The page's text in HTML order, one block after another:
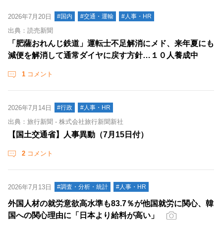
2026年7月20日 #国内 #交通・運輸 #人事・HR
出典：読売新聞
「肥薩おれんじ鉄道」運転士不足解消にメド、来年夏にも
減便を解消して通常ダイヤに戻す方針…１０人養成中
1 コメント
2026年7月14日 #行政 #人事・HR
出典：旅行新聞 - 株式会社旅行新聞新社
【国土交通省】人事異動（7月15日付）
2 コメント
2026年7月13日 #調査・分析・統計 #人事・HR
外国人材の就労意欲高水準も83.7％が他国就労に関心、韓
国への関心理由に「日本より給料が高い」